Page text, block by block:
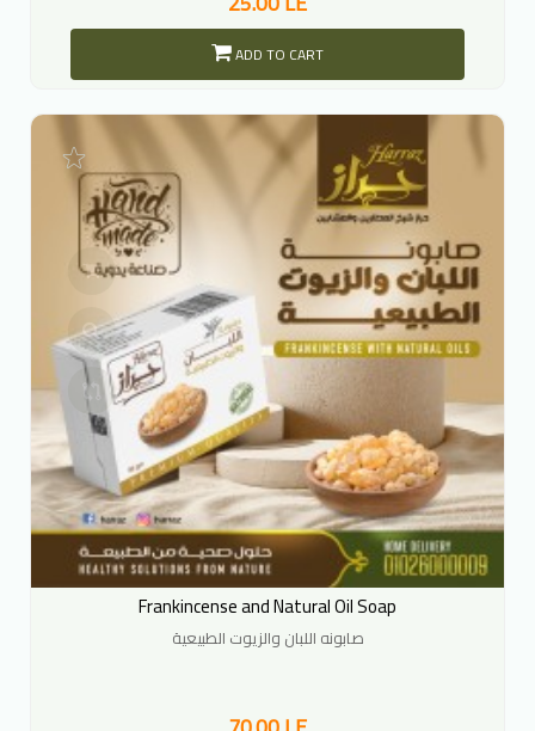
ADD TO CART
Frankincense and Natural Oil Soap
صابونه اللبان والزيوت الطبيعية